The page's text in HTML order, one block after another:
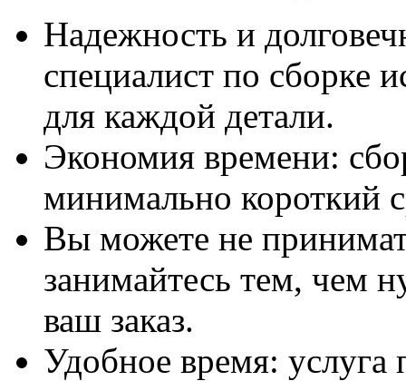
Надежность и
специалист по сборке
для каждой детали.
Экономия времени:
минимально короткий
Вы можете не
занимайтесь тем, чем
ваш заказ.
Удобное время: услуга